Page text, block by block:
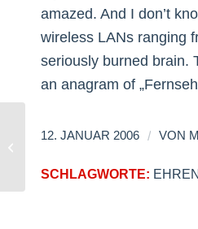
amazed. And I don’t
wireless LANs ranging
seriously burned brain.
an anagram of
12. JANUAR 2006 / VON
SCHLAGWORTE: